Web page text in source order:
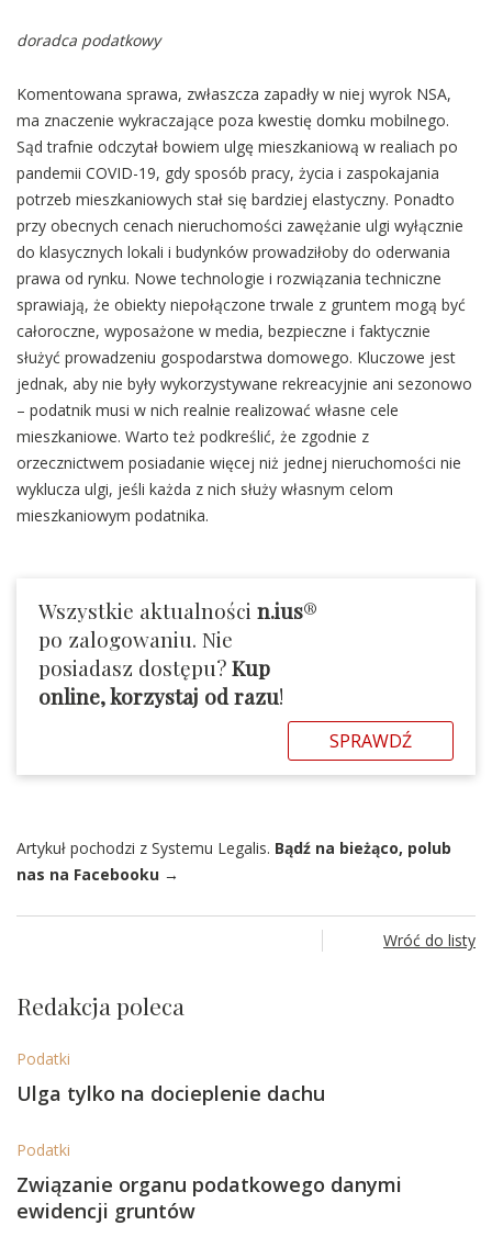
doradca podatkowy
Komentowana sprawa, zwłaszcza zapadły w niej wyrok NSA,
ma znaczenie wykraczające poza kwestię domku mobilnego.
Sąd trafnie odczytał bowiem ulgę mieszkaniową w realiach po
pandemii COVID-19, gdy sposób pracy, życia i zaspokajania
potrzeb mieszkaniowych stał się bardziej elastyczny. Ponadto
przy obecnych cenach nieruchomości zawężanie ulgi wyłącznie
do klasycznych lokali i budynków prowadziłoby do oderwania
prawa od rynku. Nowe technologie i rozwiązania techniczne
sprawiają, że obiekty niepołączone trwale z gruntem mogą być
całoroczne, wyposażone w media, bezpieczne i faktycznie
służyć prowadzeniu gospodarstwa domowego. Kluczowe jest
jednak, aby nie były wykorzystywane rekreacyjnie ani sezonowo
– podatnik musi w nich realnie realizować własne cele
mieszkaniowe. Warto też podkreślić, że zgodnie z
orzecznictwem posiadanie więcej niż jednej nieruchomości nie
wyklucza ulgi, jeśli każda z nich służy własnym celom
mieszkaniowym podatnika.
Wszystkie aktualności n.ius®
po zalogowaniu. Nie
posiadasz dostępu?Kup
online, korzystaj od razu!
SPRAWDŹ
Artykuł pochodzi z Systemu Legalis. Bądź na bieżąco, polub
nas na Facebooku →
Wróć do listy
Redakcja poleca
Podatki
Ulga tylko na docieplenie dachu
Podatki
Związanie organu podatkowego danymi
ewidencji gruntów